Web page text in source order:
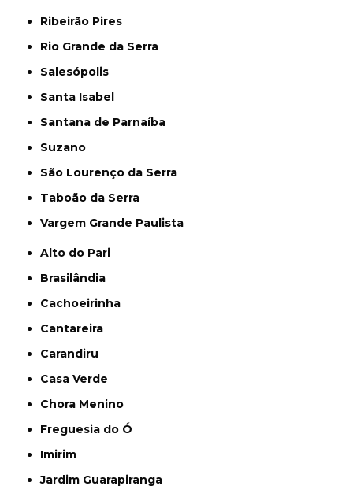
Ribeirão Pires
Rio Grande da Serra
Salesópolis
Santa Isabel
Santana de Parnaíba
Suzano
São Lourenço da Serra
Taboão da Serra
Vargem Grande Paulista
Alto do Pari
Brasilândia
Cachoeirinha
Cantareira
Carandiru
Casa Verde
Chora Menino
Freguesia do Ó
Imirim
Jardim Guarapiranga